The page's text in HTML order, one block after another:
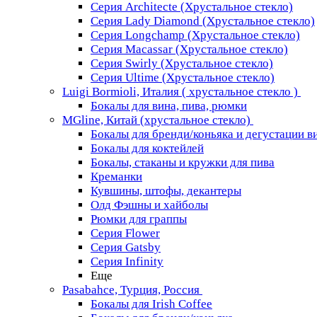
Серия Architecte (Хрустальное стекло)
Серия Lady Diamond (Хрустальное стекло)
Серия Longchamp (Хрустальное стекло)
Серия Macassar (Хрустальное стекло)
Серия Swirly (Хрустальное стекло)
Серия Ultime (Хрустальное стекло)
Luigi Bormioli, Италия ( хрустальное стекло )
Бокалы для вина, пива, рюмки
MGline, Китай (хрустальное стекло)
Бокалы для бренди/коньяка и дегустации
Бокалы для коктейлей
Бокалы, стаканы и кружки для пива
Креманки
Кувшины, штофы, декантеры
Олд Фэшны и хайболы
Рюмки для граппы
Серия Flower
Серия Gatsby
Серия Infinity
Еще
Pasabahce, Турция, Россия
Бокалы для Irish Coffee